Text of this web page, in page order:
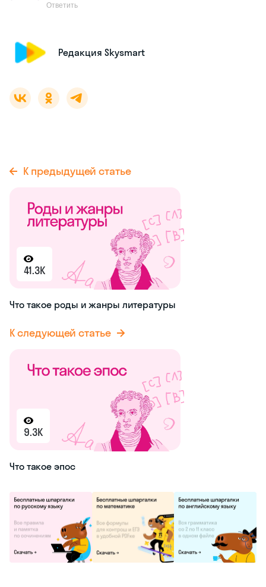
Ответить
Редакция Skysmart
К предыдущей статье
41.3K
Что такое роды и жанры литературы
К следующей статье
9.3K
Что такое эпос